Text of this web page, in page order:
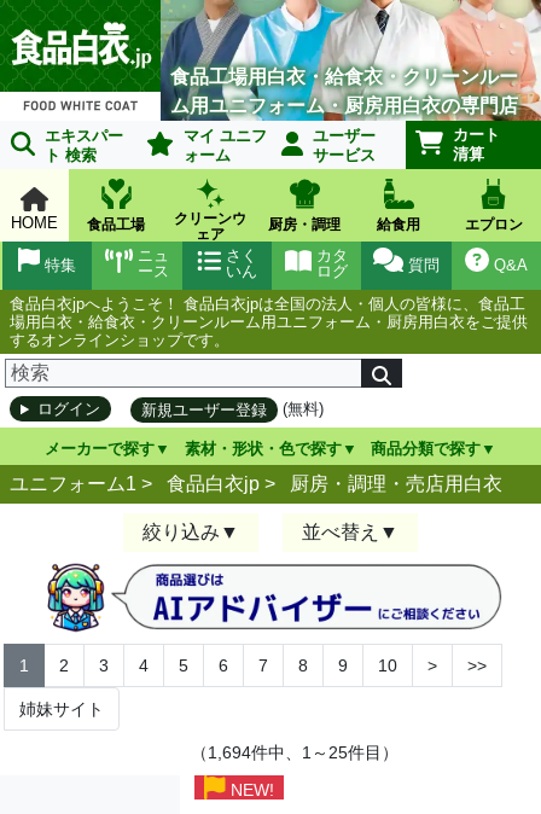
食品工場用白衣・給食衣・クリーンルー
ム用ユニフォーム・厨房用白衣の専門店
エキスパー
ト 検索
マイ ユニフ
ォーム
ユーザー
サービス
カート
清算
HOME 食品工場
クリーンウ
ェア
厨房・調理 給食用 エプロン
Q&A
質問
カタ
ログ
さく
いん
ニュ
ース
特集
食品白衣jpへようこそ！ 食品白衣jpは全国の法人・個人の皆様に、食品工
場用白衣・給食衣・クリーンルーム用ユニフォーム・厨房用白衣をご提供
するオンラインショップです。
ログイン 新規ユーザー登録 (無料)
メーカーで探す 素材・形状・色で探す 商品分類で探す
ユニフォーム1 > 食品白衣jp > 厨房・調理・売店用白衣
絞り込み 並べ替え
1 2 3 4 5 6 7 8 9 10 > >>
姉妹サイト
（1,694件中、1～25件目）
NEW!